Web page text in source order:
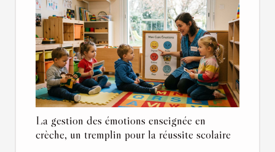
La gestion des émotions enseignée en
crèche, un tremplin pour la réussite scolaire